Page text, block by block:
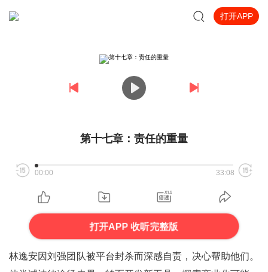
打开APP
第十七章：责任的重量
00:00 33:08
打开APP 收听完整版
林逸安因刘强团队被平台封杀而深感自责，决心帮助他们。